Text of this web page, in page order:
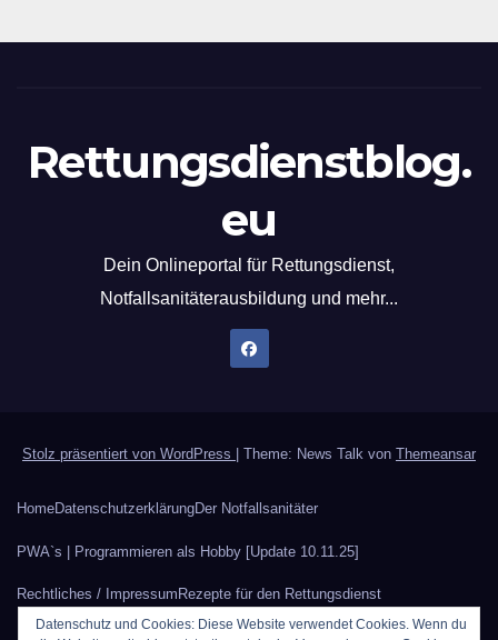
Rettungsdienstblog.
eu
Dein Onlineportal für Rettungsdienst,
Notfallsanitäterausbildung und mehr...
Stolz präsentiert von WordPress Theme: News Talk von Themeansar
HomeDatenschutzerklärungDer Notfallsanitäter
PWA`s | Programmieren als Hobby [Update 10.11.25]
Rechtliches / Impressum Rezepte für den Rettungsdienst
Datenschutz und Cookies: Diese Website verwendet Cookies. Wenn du